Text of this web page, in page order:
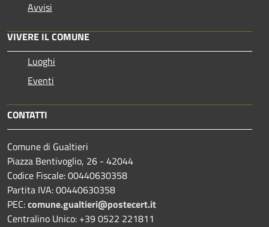
Avvisi
VIVERE IL COMUNE
Luoghi
Eventi
CONTATTI
Comune di Gualtieri
Piazza Bentivoglio, 26 - 42044
Codice Fiscale: 00440630358
Partita IVA: 00440630358
PEC:comune.gualtieri@postecert.it
Centralino Unico: +39 0522 221811